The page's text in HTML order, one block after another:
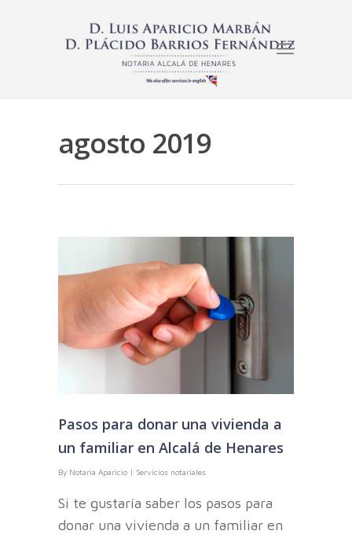
agosto 2019
Pasos para donar una vivienda a
un familiar en Alcalá de Henares
By Notaría Aparicio | Servicios notariales
Si te gustaría saber los pasos para
donar una vivienda a un familiar en